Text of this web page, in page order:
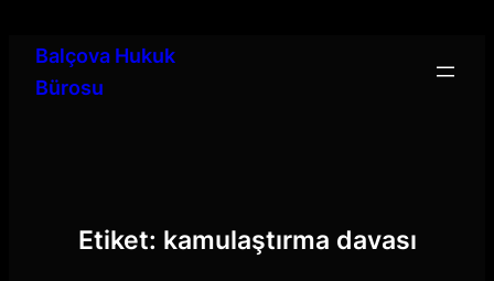
Balçova Hukuk
Bürosu
Etiket: kamulaştırma davası